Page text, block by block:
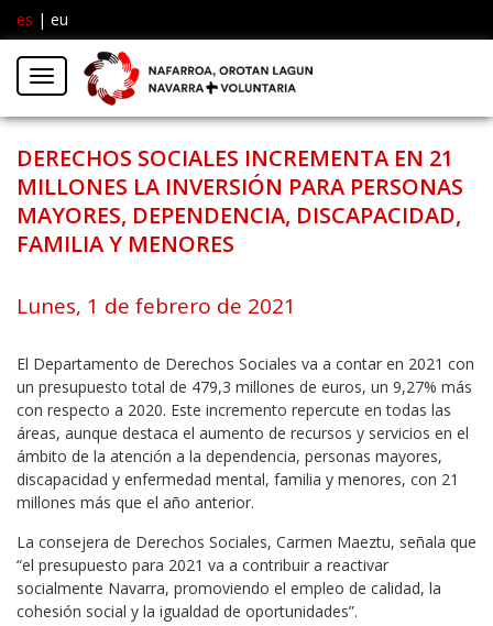
es | eu
Menú
DERECHOS SOCIALES INCREMENTA EN 21
MILLONES LA INVERSIÓN PARA PERSONAS
MAYORES, DEPENDENCIA, DISCAPACIDAD,
FAMILIA Y MENORES
Lunes, 1 de febrero de 2021
El Departamento de Derechos Sociales va a contar en 2021 con
un presupuesto total de 479,3 millones de euros, un 9,27% más
con respecto a 2020. Este incremento repercute en todas las
áreas, aunque destaca el aumento de recursos y servicios en el
ámbito de la atención a la dependencia, personas mayores,
discapacidad y enfermedad mental, familia y menores, con 21
millones más que el año anterior.
La consejera de Derechos Sociales, Carmen Maeztu, señala que
“el presupuesto para 2021 va a contribuir a reactivar
socialmente Navarra, promoviendo el empleo de calidad, la
cohesión social y la igualdad de oportunidades”.